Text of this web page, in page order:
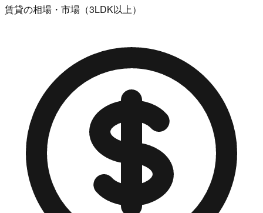
賃貸の相場・市場（3LDK以上）